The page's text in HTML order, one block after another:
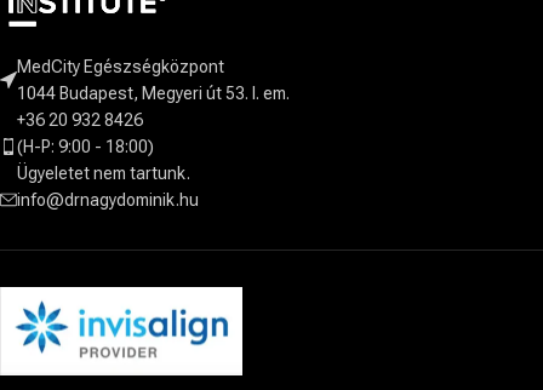
MedCity Egészségközpont
1044 Budapest, Megyeri út 53. I. em.
+36 20 932 8426
(H-P: 9:00 - 18:00)
Ügyeletet nem tartunk.
info@drnagydominik.hu